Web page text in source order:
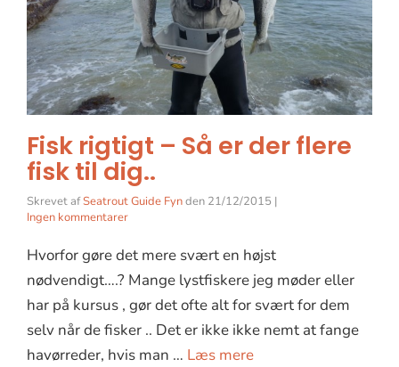
Fisk rigtigt – Så er der flere
fisk til dig..
Skrevet afSeatrout Guide Fynden 21/12/2015 |
Ingen kommentarer
Hvorfor gøre det mere svært en højst
nødvendigt….? Mange lystfiskere jeg møder eller
har på kursus , gør det ofte alt for svært for dem
selv når de fisker .. Det er ikke ikke nemt at fange
havørreder, hvis man … Læs mere